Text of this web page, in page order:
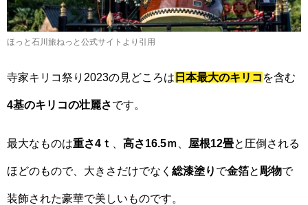
ほっと石川旅ねっと公式サイトより引用
寺家キリコ祭り2023の見どころは 日本最大のキリコ を含む
4基のキリコの壮麗さです。
最大なものは重さ4ｔ 高さ16.5ｍ 屋根12畳と圧倒される
ほどのもので、大きさだけでなく 総漆塗り で金箔と彫物で
装飾された豪華で美しいものです。